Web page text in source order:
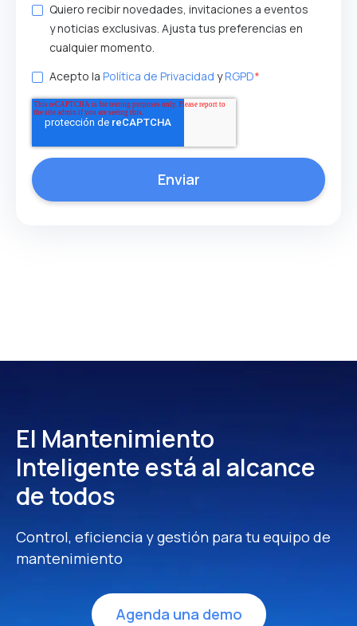
Quiero recibir novedades, invitaciones a eventos
y noticias exclusivas. Ajusta tus preferencias en
cualquier momento.
Acepto la Política de Privacidad yRGPD*
El Mantenimiento
Inteligenteestá al alcance
de todos
Control, eficiencia y gestión para tu equipo de
mantenimiento
Agenda una demo